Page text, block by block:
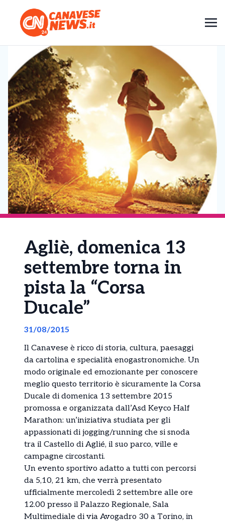
Agliè, domenica 13
settembre torna in
pista la “Corsa
Ducale”
31/08/2015
Il Canavese è ricco di storia, cultura, paesaggi
da cartolina e specialità enogastronomiche. Un
modo originale ed emozionante per conoscere
meglio questo territorio è sicuramente la Corsa
Ducale di domenica 13 settembre 2015
promossa e organizzata dall’Asd Keyco Half
Marathon: un’iniziativa studiata per gli
appassionati di jogging/running che si snoda
tra il Castello di Aglié, il suo parco, ville e
campagne circostanti.
Un evento sportivo adatto a tutti con percorsi
da 5,10, 21 km, che verrà presentato
ufficialmente mercoledì 2 settembre alle ore
12.00 presso il Palazzo Regionale, Sala
Multimediale di via Avogadro 30 a Torino, in